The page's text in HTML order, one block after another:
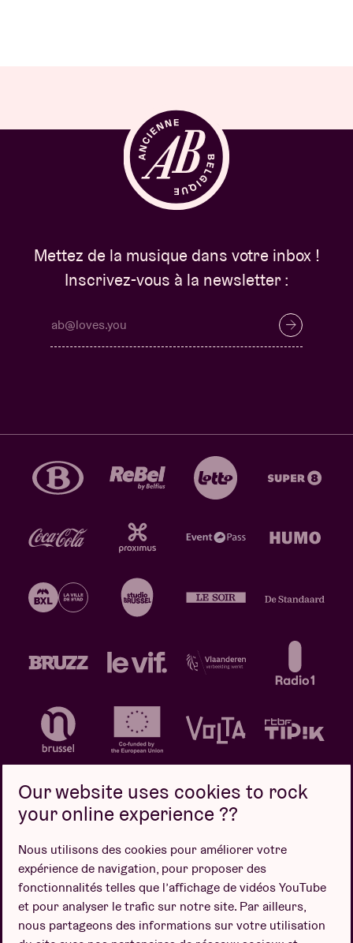
Mettez de la musique dans votre inbox !
Inscrivez-vous à la newsletter :
Politique de confidentialité
Politique de cookies
Conditions de vente
Design par
Our website uses cookies to rock
your online experience ??
Nous utilisons des cookies pour améliorer votre
expérience de navigation, pour proposer des
fonctionnalités telles que l’affichage de vidéos YouTube
et pour analyser le trafic sur notre site. Par ailleurs,
nous partageons des informations sur votre utilisation